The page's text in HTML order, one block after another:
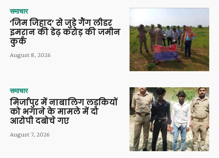
समाचार
‘जिम जिहाद’ से जुड़े गैंग लीडर
इमरान की डेढ़ करोड़ की जमीन
कुर्क
August 8, 2026
समाचार
मिर्जापुर में नाबालिग लड़कियों
को भगाने के मामले में दो
आरोपी दबोचे गए
August 7, 2026